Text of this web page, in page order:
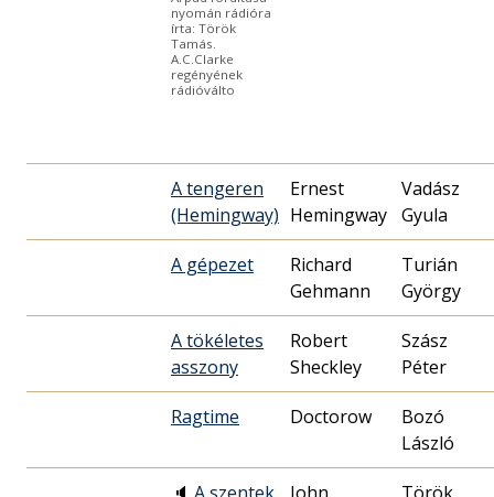
nyomán rádióra
írta: Török
Tamás.
A.C.Clarke
regényének
rádióválto
A tengeren
(Hemingway)
Ernest
Hemingway
Vadász
Gyula
A gépezet
Richard
Gehmann
Turián
György
A tökéletes
asszony
Robert
Sheckley
Szász
Péter
Ragtime Doctorow
Bozó
László